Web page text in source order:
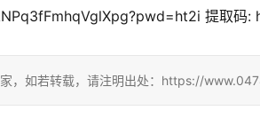
提取码:
，如若转载，请注明出处：https://